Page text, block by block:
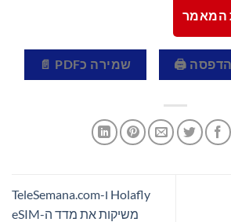
המאמר
הדפסה 🖨 שמירה כPDF 📄
Holafly ו-TeleSemana.com
משיקות את מדד ה-eSIM